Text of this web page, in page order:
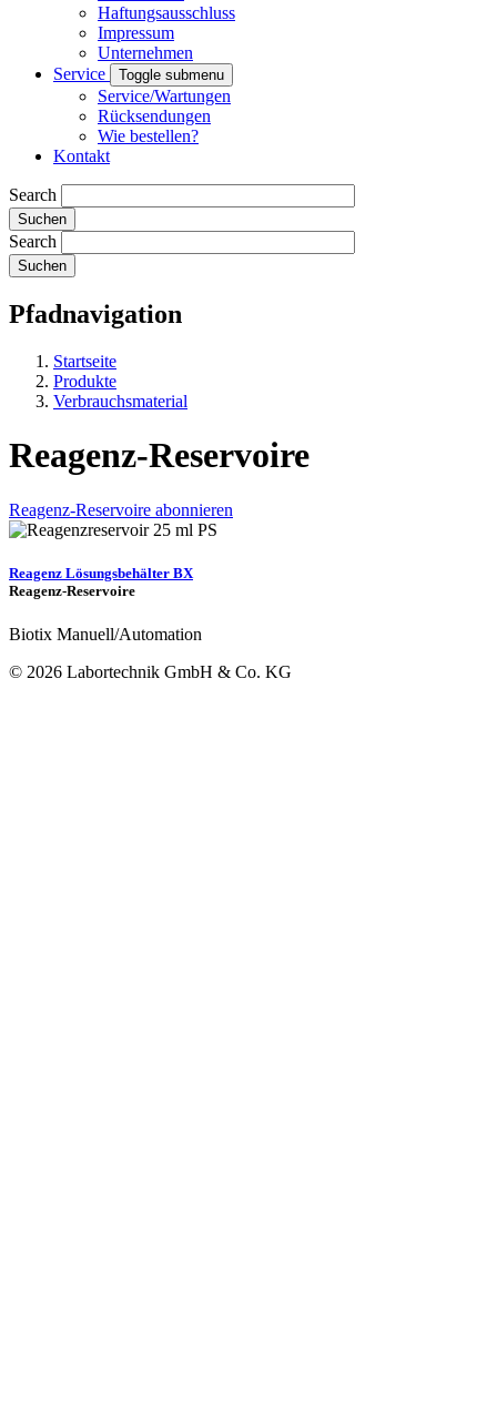
Haftungsausschluss
Impressum
Unternehmen
Service
Toggle submenu
Service/Wartungen
Rücksendungen
Wie bestellen?
Kontakt
Search
Search
Pfadnavigation
Startseite
Produkte
Verbrauchsmaterial
Reagenz-Reservoire
Reagenz-Reservoire abonnieren
Reagenz Lösungsbehälter BX
Reagenz-Reservoire
Biotix Manuell/Automation
© 2026 Labortechnik GmbH & Co. KG